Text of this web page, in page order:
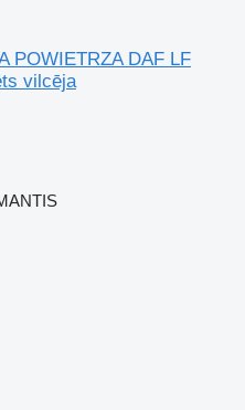
POWIETRZA DAF LF
vilcēja